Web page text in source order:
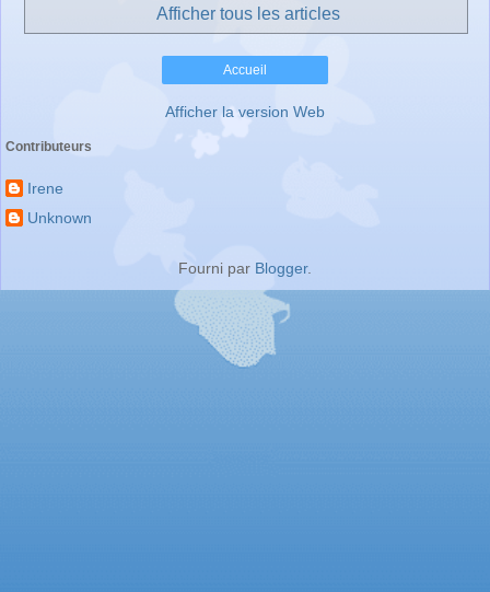
Afficher tous les articles
Accueil
Afficher la version Web
Contributeurs
Irene
Unknown
Fourni par Blogger.